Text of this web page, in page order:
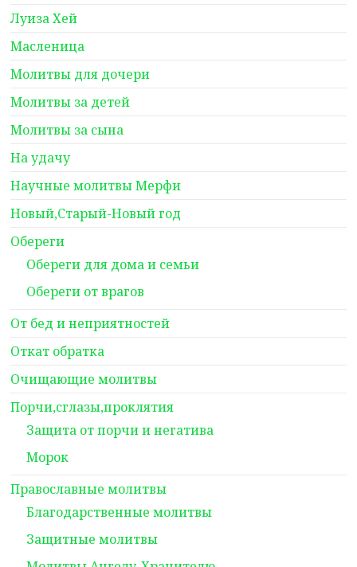
Луиза Хей
Масленица
Молитвы для дочери
Молитвы за детей
Молитвы за сына
На удачу
Научные молитвы Мерфи
Новый,Старый-Новый год
Обереги
Обереги для дома и семьи
Обереги от врагов
От бед и неприятностей
Откат обратка
Очищающие молитвы
Порчи,сглазы,проклятия
Защита от порчи и негатива
Морок
Православные молитвы
Благодарственные молитвы
Защитные молитвы